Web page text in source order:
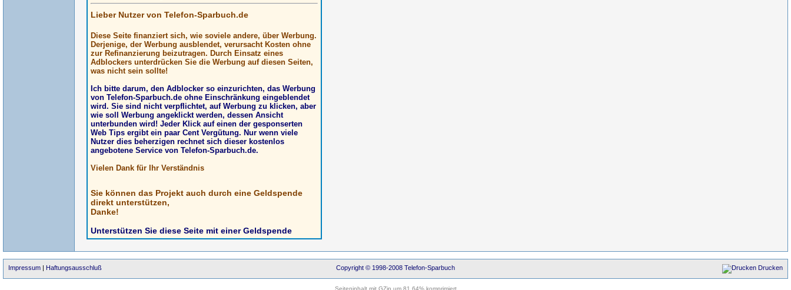
Lieber Nutzer von Telefon-Sparbuch.de
Diese Seite finanziert sich, wie soviele andere, über Werbung.
Derjenige, der Werbung ausblendet, verursacht Kosten ohne
zur Refinanzierung beizutragen. Durch Einsatz eines
Adblockers unterdrücken Sie die Werbung auf diesen Seiten,
was nicht sein sollte!
Ich bitte darum, den Adblocker so einzurichten, das Werbung
von Telefon-Sparbuch.de ohne Einschränkung eingeblendet
wird. Sie sind nicht verpflichtet, auf Werbung zu klicken, aber
wie soll Werbung angeklickt werden, dessen Ansicht
unterbunden wird! Jeder Klick auf einen der gesponserten
Web Tips ergibt ein paar Cent Vergütung. Nur wenn viele
Nutzer dies beherzigen rechnet sich dieser kostenlos
angebotene Service von Telefon-Sparbuch.de.
Vielen Dank für Ihr Verständnis
Sie können das Projekt auch durch eine Geldspende
direkt unterstützen,
Danke!
Unterstützen Sie diese Seite mit einer Geldspende
Impressum | Haftungsausschluß Copyright © 1998-2008 Telefon-Sparbuch Drucken
Seiteninhalt mit GZip um 81.64% komprimiert